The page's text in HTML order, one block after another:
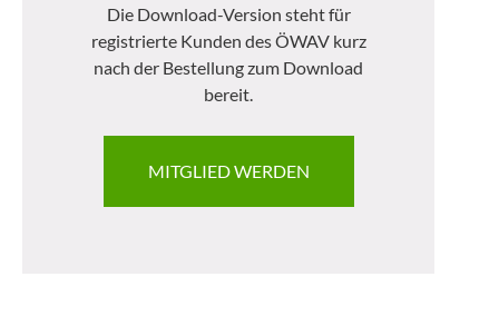
Die Download-Version steht für
registrierte Kunden des ÖWAV kurz
nach der Bestellung zum Download
bereit.
MITGLIED WERDEN